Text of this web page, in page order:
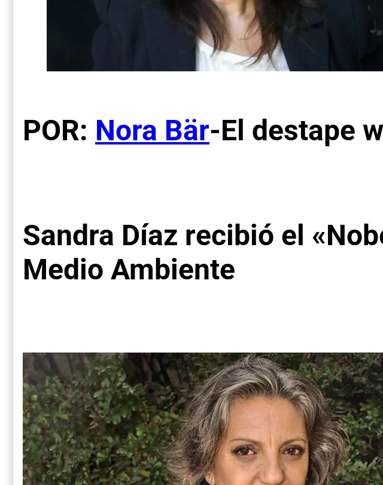
POR: Nora Bär-El destape
Sandra Díaz recibió el
Medio Ambiente